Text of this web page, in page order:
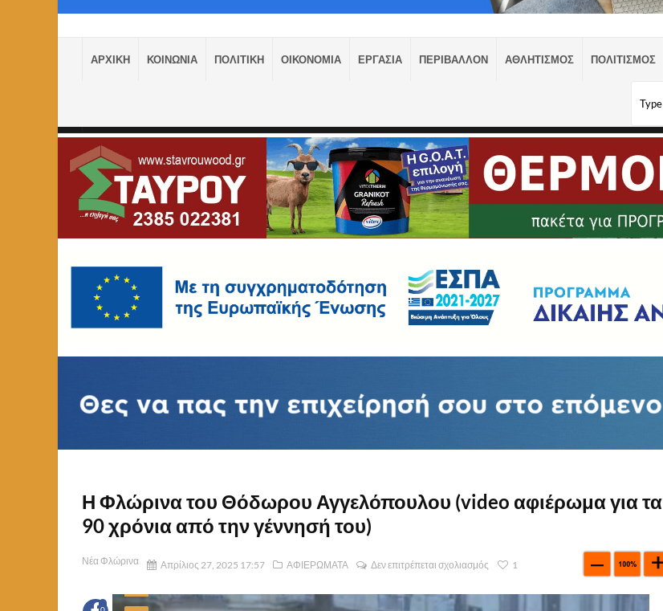
ΑΡΧΙΚΗ ΚΟΙΝΩΝΙΑ ΠΟΛΙΤΙΚΗ ΟΙΚΟΝΟΜΙΑ ΕΡΓΑΣΙΑ ΠΕΡΙΒΑΛΛΟΝ ΑΘΛΗΤΙΣΜΟΣ ΠΟΛΙΤΙΣΜΟΣ
Η Φλώρινα του Θόδωρου Αγγελόπουλου (video αφιέρωμα για τα
90 χρόνια από την γέννησή του)
Νέα Φλώρινα Απρίλιος 27, 2025 17:57 ΑΦΙΕΡΩΜΑΤΑ Δεν επιτρέπεται σχολιασμός 1